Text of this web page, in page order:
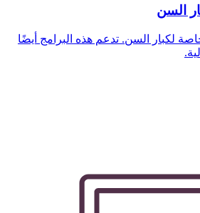
السن
لكبار السن. تدعم هذه البرامج أيضًا